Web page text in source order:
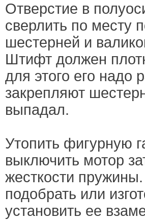
Отверстие в
сверлить по месту
шестерней и
Штифт должен
для этого его надо
закрепляют
выпадал.
Утопить фигурную
выключить мотор
жесткости
подобрать или
установить ее